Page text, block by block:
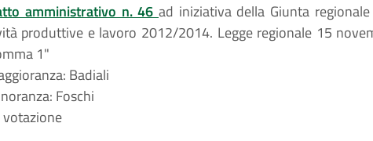
amministrativo n. 46 ad iniziativa della Giunta
produttive e lavoro 2012/2014. Legge regionale 15
1"
Badiali
Foschi
votazione